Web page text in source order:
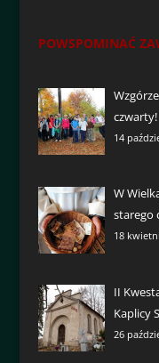
POWSPOMINAĆ
czwarty!
14
W
starego
18
II
Kaplicy
26